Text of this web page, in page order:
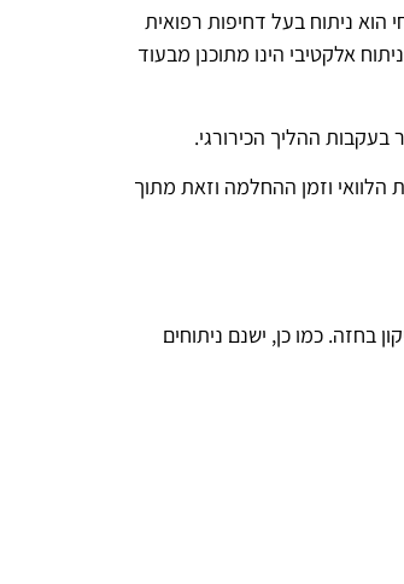
הוא ניתוח בעל דחיפות רפואית
אלקטיבי הינו מתוכנן מבעוד
ההליך הכירורגי.
הלוואי וזמן ההחלמה וזאת מתוך
בחזה. כמו כן, ישנם ניתוחים